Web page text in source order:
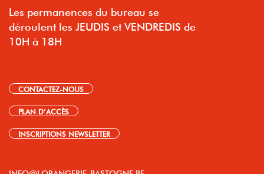
Les permanences du bureau se
déroulent les JEUDIS et VENDREDIS de
10H à 18H
CONTACTEZ-NOUS
PLAN D’ACCÈS
INSCRIPTIONS NEWSLETTER
INFO@LORANGERIE-BASTOGNE.BE